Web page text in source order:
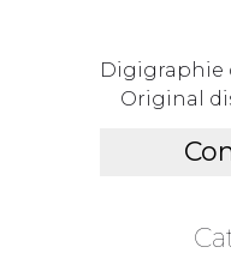
Digigraphie
Original